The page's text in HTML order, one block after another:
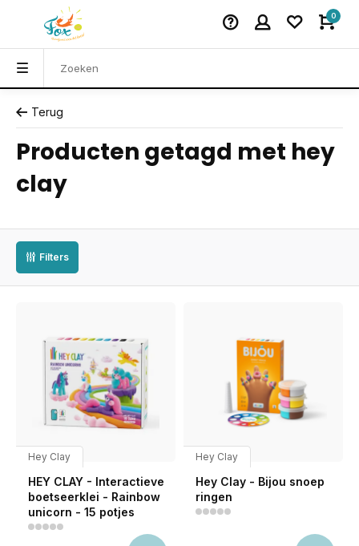
0
Terug
Producten getagd met hey
clay
Filters
Hey Clay
HEY CLAY - Interactieve
boetseerklei - Rainbow
unicorn - 15 potjes
Hey Clay
Hey Clay - Bijou snoep
ringen